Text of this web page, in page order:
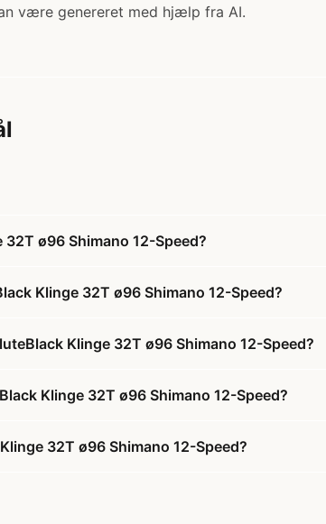
være genereret med hjælp fra AI.
ø96 Shimano 12-Speed?
Klinge 32T ø96 Shimano 12-Speed?
Klinge 32T ø96 Shimano 12-Speed?
Klinge 32T ø96 Shimano 12-Speed?
32T ø96 Shimano 12-Speed?